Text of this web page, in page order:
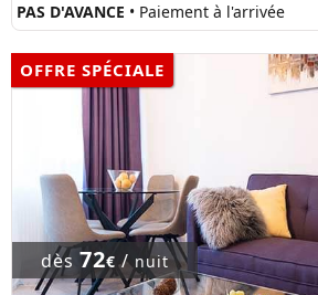
PAS D'AVANCE • Paiement à l'arrivée
OFFRE SPÉCIALE
dès 72€/nuit